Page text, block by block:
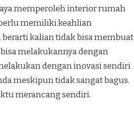
memperoleh interior rumah
memiliki keahlian
kalian tidak bisa membuat
melakukannya dengan
dengan inovasi sendiri
meskipun tidak sangat bagus.
merancang sendiri.